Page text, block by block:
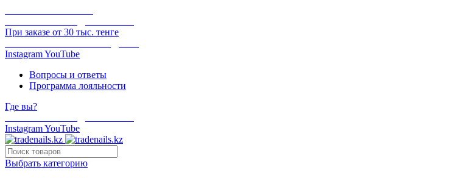
При заказе от 30 тыс. тенге
InstagramYouTube
Вопросы и ответы
Программа лояльности
Где вы?
InstagramYouTube
Выбрать категорию